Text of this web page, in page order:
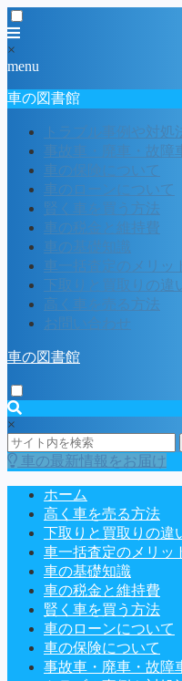
×
menu
車の図書館
トラブル事例や対処
事故車・廃車・故障
車の保険について
車のローンについて
賢く車を買う方法
車の税金と維持費
車の基礎知識
車一括査定のメリッ
下取りと買取りの違
高く車を売る方法
お問い合わせ
車の図書館
×
車の最新情報をお届け
ホーム
高く車を売る方法
下取りと買取りの違
車一括査定のメリッ
車の基礎知識
車の税金と維持費
賢く車を買う方法
車のローンについて
車の保険について
事故車・廃車・故障